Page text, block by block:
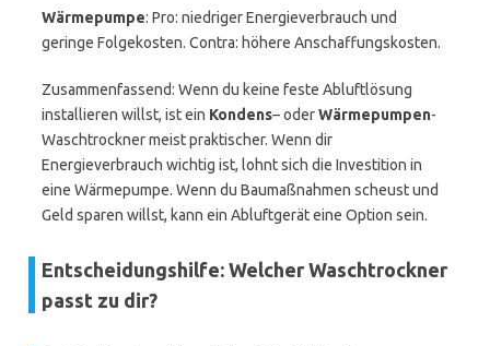
Wärmepumpe: Pro: niedriger Energieverbrauch und
geringe Folgekosten. Contra: höhere Anschaffungskosten.
Zusammenfassend: Wenn du keine feste Abluftlösung
installieren willst, ist ein Kondens– oderWärmepumpen-
Waschtrockner meist praktischer. Wenn dir
Energieverbrauch wichtig ist, lohnt sich die Investition in
eine Wärmepumpe. Wenn du Baumaßnahmen scheust und
Geld sparen willst, kann ein Abluftgerät eine Option sein.
Entscheidungshilfe: Welcher Waschtrockner
passt zu dir?